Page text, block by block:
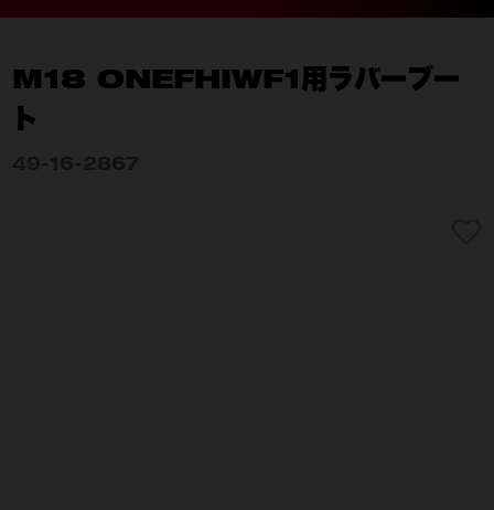
M18 ONEFHIWF1用ラバーブー
ト